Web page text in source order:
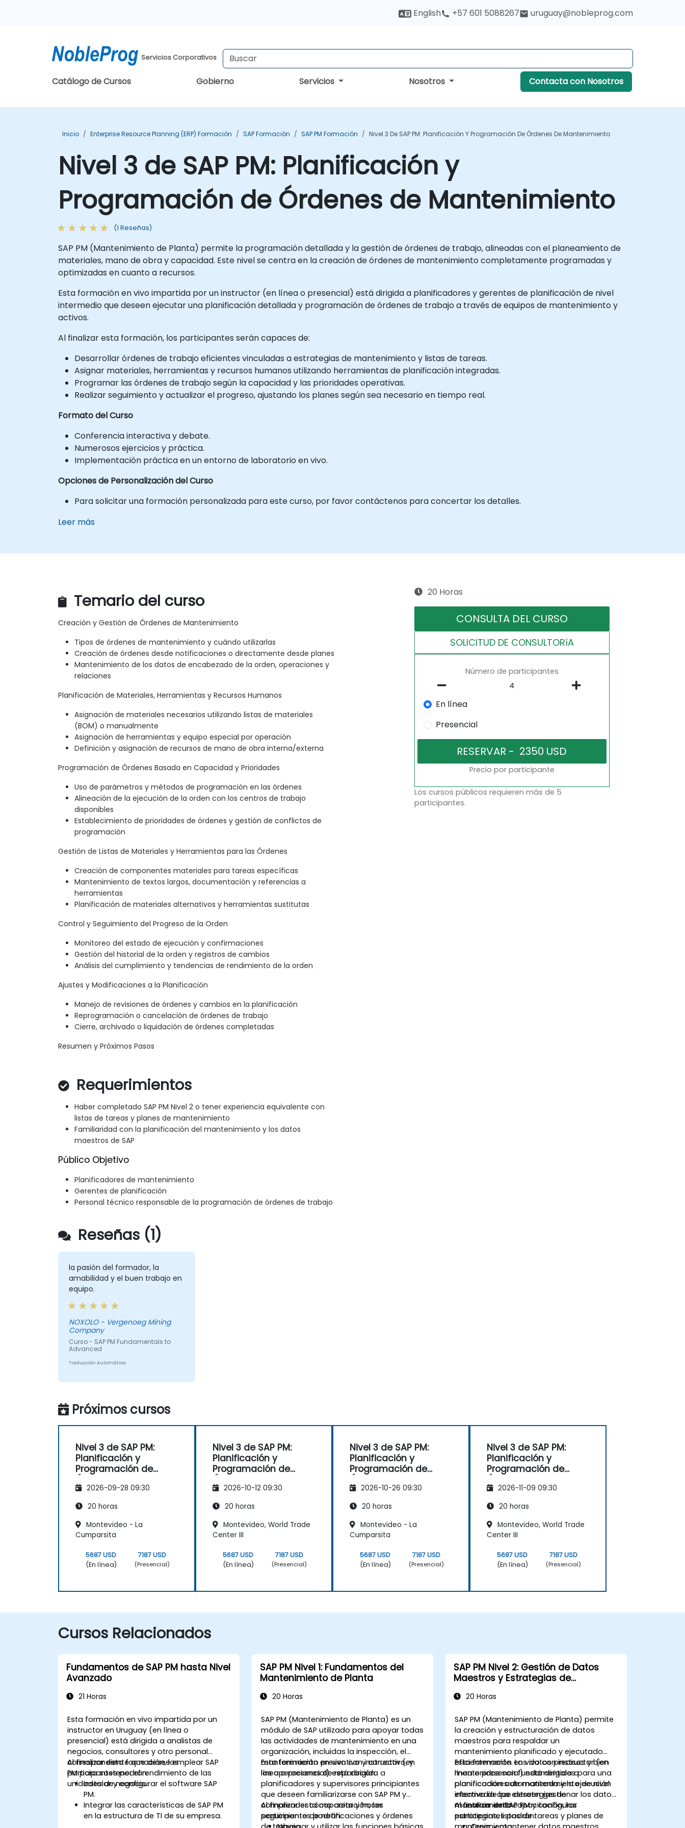
English +57 601 5088267 uruguay@nobleprog.com
Servicios Corporativos
Catálogo de Cursos Gobierno Servicios Nosotros Contacta con Nosotros
Inicio Enterprise Resource Planning (ERP) Formación SAP Formación SAP PM Formación Nivel 3 De SAP PM: Planificación Y Programación De Órdenes De Mantenimiento
Nivel 3 de SAP PM: Planificación y
Programación de Órdenes de Mantenimiento
(1 Reseñas)
SAP PM (Mantenimiento de Planta) permite la programación detallada y la gestión de órdenes de trabajo, alineadas con el planeamiento de
materiales, mano de obra y capacidad. Este nivel se centra en la creación de órdenes de mantenimiento completamente programadas y
optimizadas en cuanto a recursos.
Esta formación en vivo impartida por un instructor (en línea o presencial) está dirigida a planificadores y gerentes de planificación de nivel
intermedio que deseen ejecutar una planificación detallada y programación de órdenes de trabajo a través de equipos de mantenimiento y
activos.
Al finalizar esta formación, los participantes serán capaces de:
Desarrollar órdenes de trabajo eficientes vinculadas a estrategias de mantenimiento y listas de tareas.
Asignar materiales, herramientas y recursos humanos utilizando herramientas de planificación integradas.
Programar las órdenes de trabajo según la capacidad y las prioridades operativas.
Realizar seguimiento y actualizar el progreso, ajustando los planes según sea necesario en tiempo real.
Formato del Curso
Conferencia interactiva y debate.
Numerosos ejercicios y práctica.
Implementación práctica en un entorno de laboratorio en vivo.
Opciones de Personalización del Curso
Para solicitar una formación personalizada para este curso, por favor contáctenos para concertar los detalles.
Leer más
Temario del curso
Creación y Gestión de Órdenes de Mantenimiento
Tipos de órdenes de mantenimiento y cuándo utilizarlas
Creación de órdenes desde notificaciones o directamente desde planes
Mantenimiento de los datos de encabezado de la orden, operaciones y
relaciones
Planificación de Materiales, Herramientas y Recursos Humanos
Asignación de materiales necesarios utilizando listas de materiales
(BOM) o manualmente
Asignación de herramientas y equipo especial por operación
Definición y asignación de recursos de mano de obra interna/externa
Programación de Órdenes Basada en Capacidad y Prioridades
Uso de parámetros y métodos de programación en las órdenes
Alineación de la ejecución de la orden con los centros de trabajo
disponibles
Establecimiento de prioridades de órdenes y gestión de conflictos de
programación
Gestión de Listas de Materiales y Herramientas para las Órdenes
Creación de componentes materiales para tareas específicas
Mantenimiento de textos largos, documentación y referencias a
herramientas
Planificación de materiales alternativos y herramientas sustitutas
Control y Seguimiento del Progreso de la Orden
Monitoreo del estado de ejecución y confirmaciones
Gestión del historial de la orden y registros de cambios
Análisis del cumplimiento y tendencias de rendimiento de la orden
Ajustes y Modificaciones a la Planificación
Manejo de revisiones de órdenes y cambios en la planificación
Reprogramación o cancelación de órdenes de trabajo
Cierre, archivado o liquidación de órdenes completadas
Resumen y Próximos Pasos
Requerimientos
Haber completado SAP PM Nivel 2 o tener experiencia equivalente con
listas de tareas y planes de mantenimiento
Familiaridad con la planificación del mantenimiento y los datos
maestros de SAP
Público Objetivo
Planificadores de mantenimiento
Gerentes de planificación
Personal técnico responsable de la programación de órdenes de trabajo
20 Horas
CONSULTA DEL CURSO
SOLICITUD DE CONSULTORíA
Número de participantes
En línea
Presencial
Precio por participante
Los cursos públicos requieren más de 5
participantes.
Reseñas (1)
la pasión del formador, la
amabilidad y el buen trabajo en
equipo.
NOXOLO - Vergenoeg Mining
Company
Curso - SAP PM Fundamentals to
Advanced
Traducción Automática
Próximos cursos
Nivel 3 de SAP PM:
Planificación y
Programación de
Mantenimiento
2026-09-28 09:30
20 horas
Montevideo - La
Cumparsita
5687 USD
(En línea)
7187 USD
(Presencial)
Nivel 3 de SAP PM:
Planificación y
Programación de
Mantenimiento
2026-10-12 09:30
20 horas
Montevideo, World Trade
Center III
5687 USD
(En línea)
7187 USD
(Presencial)
Nivel 3 de SAP PM:
Planificación y
Programación de
Mantenimiento
2026-10-26 09:30
20 horas
Montevideo - La
Cumparsita
5687 USD
(En línea)
7187 USD
(Presencial)
Nivel 3 de SAP PM:
Planificación y
Programación de
Mantenimiento
2026-11-09 09:30
20 horas
Montevideo, World Trade
Center III
5687 USD
(En línea)
7187 USD
(Presencial)
Cursos Relacionados
Fundamentos de SAP PM hasta Nivel
Avanzado
21 Horas
Esta formación en vivo impartida por un
instructor en Uruguay (en línea o
presencial) está dirigida a analistas de
negocios, consultores y otro personal
correspondiente que desee emplear SAP
PM para sostener el rendimiento de las
unidades de negocio.
Al finalizar esta formación, los
participantes podrán:
Instalar y configurar el software SAP
PM.
Integrar las características de SAP PM
en la estructura de TI de su empresa.
SAP PM Nivel 1: Fundamentos del
Mantenimiento de Planta
20 Horas
SAP PM (Mantenimiento de Planta) es un
módulo de SAP utilizado para apoyar todas
las actividades de mantenimiento en una
organización, incluidas la inspección, el
mantenimiento preventivo y correctivo, y
las operaciones de reparación.
Esta formación en vivo con instructor (en
línea o presencial) está dirigida a
planificadores y supervisores principiantes
que deseen familiarizarse con SAP PM y
comprender cómo crear y hacer
seguimiento de notificaciones y órdenes
Al finalizar esta capacitación, los
participantes podrán:
SAP PM Nivel 2: Gestión de Datos
Maestros y Estrategias de
20 Horas
SAP PM (Mantenimiento de Planta) permite
la creación y estructuración de datos
maestros para respaldar un
mantenimiento planificado y ejecutado
eficientemente. Los datos precisos y bien
mantenidos son fundamentales para una
planificación automatizada y la ejecución
efectiva de las estrategias de
mantenimiento.
Esta formación en vivo con instructor (en
línea o presencial) está dirigida a
planificadores de mantenimiento de nivel
intermedio que deseen gestionar los datos
maestros de SAP PM y configurar
estrategias, listas de tareas y planes de
Al finalizar esta capacitación, los
participantes podrán: